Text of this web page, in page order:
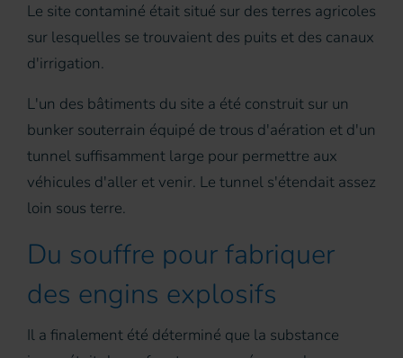
Le site contaminé était situé sur des terres agricoles
sur lesquelles se trouvaient des puits et des canaux
d'irrigation.
L'un des bâtiments du site a été construit sur un
bunker souterrain équipé de trous d'aération et d'un
tunnel suffisamment large pour permettre aux
véhicules d'aller et venir. Le tunnel s'étendait assez
loin sous terre.
Du souffre pour fabriquer
des engins explosifs
Il a finalement été déterminé que la substance